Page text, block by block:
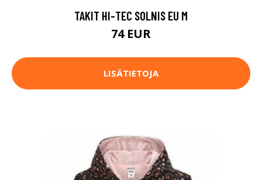
TAKIT HI-TEC SOLNIS EU M
74 EUR
LISÄTIETOJA